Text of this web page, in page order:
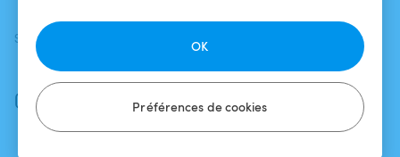
Préférences de cookies
OK
SUIVEZ-NOUS
Facebook
Instagram